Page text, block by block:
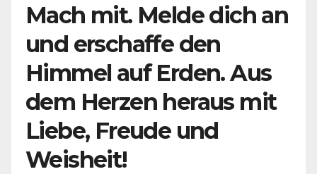
Mach mit. Melde dich an
und erschaffe den
Himmel auf Erden. Aus
dem Herzen heraus mit
Liebe, Freude und
Weisheit!